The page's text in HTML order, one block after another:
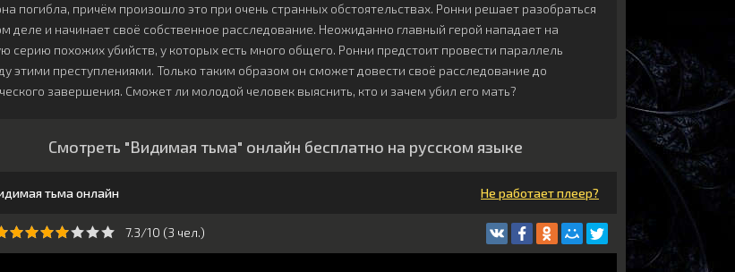
погибла, причём произошло это при очень странных обстоятельствах. Ронни решает разобраться
деле и начинает своё собственное расследование. Неожиданно главный герой нападает на
серию похожих убийств, у которых есть много общего. Ронни предстоит провести параллель
этими преступлениями. Только таким образом он сможет довести своё расследование до
завершения. Сможет ли молодой человек выяснить, кто и зачем убил его мать?
Смотреть "Видимая тьма" онлайн бесплатно на русском языке
тьма онлайн Не работает плеер?
7.3/10 (3 чeл.)